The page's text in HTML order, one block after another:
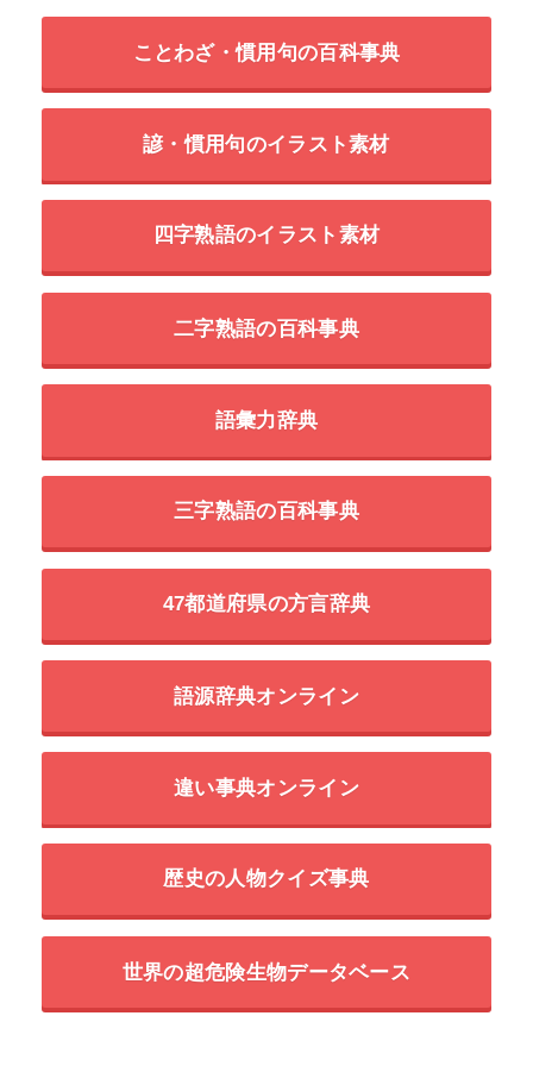
ことわざ・慣用句の百科事典
諺・慣用句のイラスト素材
四字熟語のイラスト素材
二字熟語の百科事典
語彙力辞典
三字熟語の百科事典
47都道府県の方言辞典
語源辞典オンライン
違い事典オンライン
歴史の人物クイズ事典
世界の超危険生物データベース